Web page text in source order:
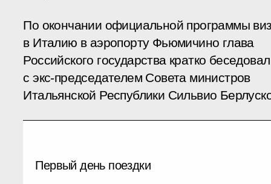
По окончании официальной программы
в Италию в аэропорту Фьюмичино глава
Российского государства кратко беседовал
с экс-председателем Совета министров
Итальянской Республики Сильвио
Первый день поездки